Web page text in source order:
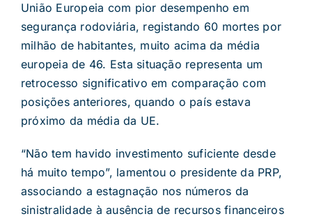
União Europeia com pior desempenho em
segurança rodoviária, registando 60 mortes por
milhão de habitantes, muito acima da média
europeia de 46. Esta situação representa um
retrocesso significativo em comparação com
posições anteriores, quando o país estava
próximo da média da UE.
“Não tem havido investimento suficiente desde
há muito tempo”, lamentou o presidente da PRP,
associando a estagnação nos números da
sinistralidade à ausência de recursos financeiros